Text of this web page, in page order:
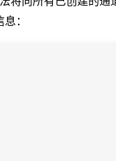
：